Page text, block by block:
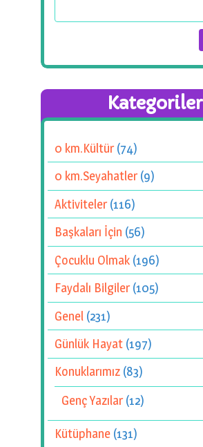
Kategoriler
0 km.Kültür(74)
0 km.Seyahatler(9)
Aktiviteler(116)
Başkaları İçin (56)
Çocuklu Olmak (196)
Faydalı Bilgiler(105)
Genel (231)
Günlük Hayat (197)
Konuklarımız (83)
Genç Yazılar(12)
Kütüphane (131)